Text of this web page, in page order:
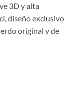
3D y alta
diseño exclusivo
original y de